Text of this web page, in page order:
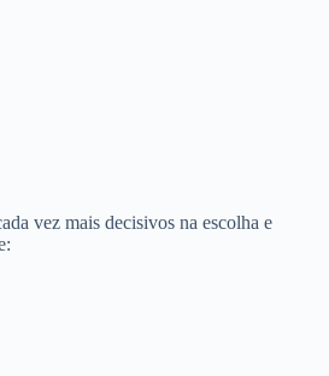
vez mais decisivos na escolha e